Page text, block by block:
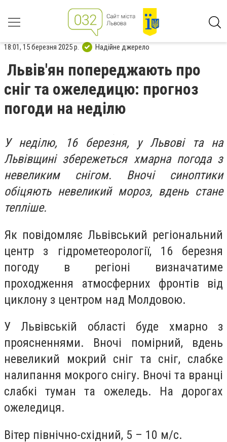
18:01, 15 березня 2025 р. Надійне джерело
Львів'ян попереджають про
сніг та ожеледицю: прогноз
погоди на неділю
У неділю, 16 березня, у Львові та на
Львівщині збережеться хмарна погода з
невеликим снігом. Вночі синоптики
обіцяють невеликий мороз, вдень стане
тепліше.
Як повідомляє Львівський регіональний
центр з гідрометеорології, 16 березня
погоду в регіоні визначатиме
проходження атмосферних фронтів від
циклону з центром над Молдовою.
У Львівській області буде хмарно з
проясненнями. Вночі помірний, вдень
невеликий мокрий сніг та сніг, слабке
налипання мокрого снігу. Вночі та вранці
слабкі туман та ожеледь. На дорогах
ожеледиця.
Вітер північно-східний, 5 – 10 м/с.